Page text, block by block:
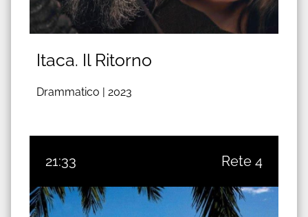
Itaca. Il Ritorno
Drammatico | 2023
21:33 Rete 4